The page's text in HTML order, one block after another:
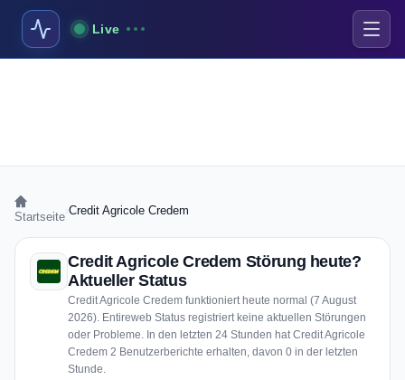
Live
Startseite Credit Agricole Credem
Credit Agricole Credem Störung heute?
Aktueller Status
Credit Agricole Credem funktioniert heute normal (7 August
2026). Entireweb Status registriert keine aktuellen Störungen
oder Probleme. In den letzten 24 Stunden hat Credit Agricole
Credem 2 Benutzerberichte erhalten, davon 0 in der letzten
Stunde.